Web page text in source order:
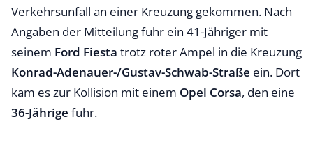
Verkehrsunfall an einer Kreuzung gekommen. Nach
Angaben der Mitteilung fuhr ein 41-Jähriger mit
seinem Ford Fiesta trotz roter Ampel in die Kreuzung
Konrad-Adenauer-/Gustav-Schwab-Straße ein. Dort
kam es zur Kollision mit einem Opel Corsa, den eine
36-Jährige fuhr.